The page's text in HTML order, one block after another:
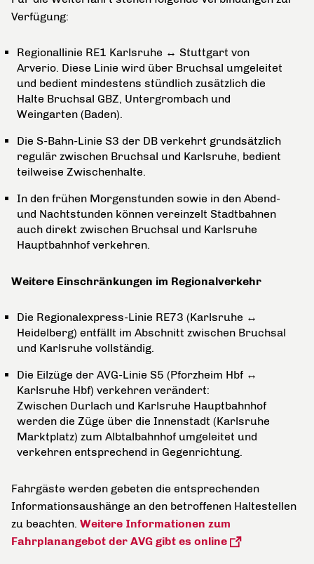
Verfügung:
Regionallinie RE1 Karlsruhe ↔ Stuttgart von
Arverio. Diese Linie wird über Bruchsal umgeleitet
und bedient mindestens stündlich zusätzlich die
Halte Bruchsal GBZ, Untergrombach und
Weingarten (Baden).
Die S-Bahn-Linie S3 der DB verkehrt grundsätzlich
regulär zwischen Bruchsal und Karlsruhe, bedient
teilweise Zwischenhalte.
In den frühen Morgenstunden sowie in den Abend-
und Nachtstunden können vereinzelt Stadtbahnen
auch direkt zwischen Bruchsal und Karlsruhe
Hauptbahnhof verkehren.
Weitere Einschränkungen im Regionalverkehr
Die Regionalexpress-Linie RE73 (Karlsruhe ↔
Heidelberg) entfällt im Abschnitt zwischen Bruchsal
und Karlsruhe vollständig.
Die Eilzüge der AVG-Linie S5 (Pforzheim Hbf ↔
Karlsruhe Hbf) verkehren verändert:
Zwischen Durlach und Karlsruhe Hauptbahnhof
werden die Züge über die Innenstadt (Karlsruhe
Marktplatz) zum Albtalbahnhof umgeleitet und
verkehren entsprechend in Gegenrichtung.
Fahrgäste werden gebeten die entsprechenden
Informationsaushänge an den betroffenen Haltestellen
zu beachten. Weitere Informationen zum
Fahrplanangebot der AVG gibt es online